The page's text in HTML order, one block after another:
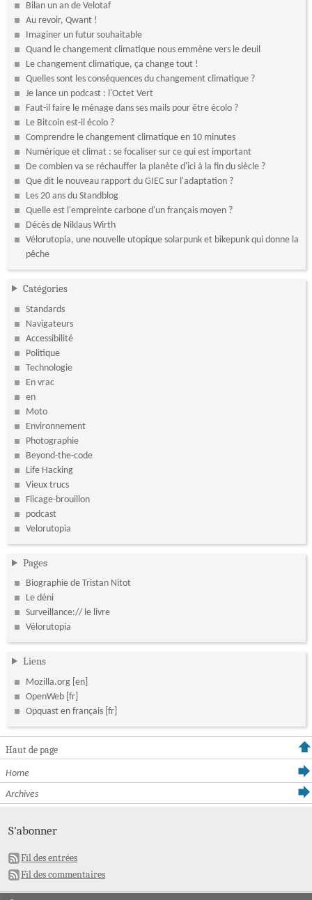
Bilan un an de Velotaf
Au revoir, Qwant !
Imaginer un futur souhaitable
Quand le changement climatique nous emmène vers le deuil
Le changement climatique, ça change tout !
Quelles sont les conséquences du changement climatique ?
Je lance un podcast : l'Octet Vert
Faut-il faire le ménage dans ses mails pour être écolo ?
Le Bitcoin est-il écolo ?
Comprendre le changement climatique en 10 minutes
Numérique et climat : se focaliser sur ce qui est important
De combien va se réchauffer la planète d'ici à la fin du siècle ?
Que dit le nouveau rapport du GIEC sur l'adaptation ?
Les 20 ans du Standblog
Quelle est l'empreinte carbone d'un français moyen ?
Décès de Niklaus Wirth
Vélorutopia, une nouvelle utopique solarpunk et bikepunk qui donne la
pêche
Catégories
Standards
Navigateurs
Accessibilité
Politique
Technologie
En vrac
en
Moto
Environnement
Photographie
Beyond-the-code
Life Hacking
Vieux trucs
Flicage-brouillon
podcast
Velorutopia
Pages
Biographie de Tristan Nitot
Le déni
Surveillance:// le livre
Vélorutopia
Liens
Mozilla.org
OpenWeb
Opquast en français
Haut de page
Home
Archives
S'abonner
Fil des entrées
Fil des commentaires